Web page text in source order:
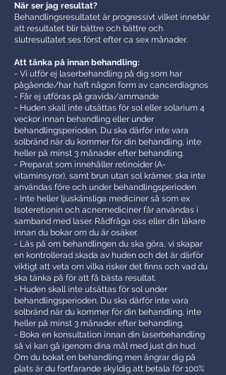
När ser jag resultat?
Behandlingsresultatet är progressivt vilket innebär
att resultatet blir bättre och bättre och
slutresultatet ses först efter ca sex månader.
Att tänka på innan behandling:
- Vi utför ej laserbehandling på dig som har
pågående/har haft någon form av cancerdiagnos
- Får ej utföras på gravida/ammande
- Huden skall inte utsättas för sol eller solarium 4
veckor innan behandling eller under
behandlingsperioden. Du ska därför inte vara
solbränd när du kommer för din behandling, inte
heller på minst 3 månader efter behandling.
- Preparat som innehåller retinoider (A-
vitaminsyror), samt brun utan sol krämer, ska inte
användas före och under behandlingsperioden
- Inte heller ljuskänsliga mediciner så som ex
Isoteretionin och acnemediciner får användas i
samband med laser. Rådfråga oss eller din läkare
innan du bokar om du är osäker.
- Läs på om behandlingen du ska göra, vi skapar
en kontrollerad skada av huden och det är därför
viktigt att veta om vilka risker det finns och vad du
ska tänka på för att få bästa resultat.
- Huden skall inte utsättas för sol under
behandlingsperioden. Du ska därför inte vara
solbränd när du kommer för din behandling, inte
heller på minst 3 månader efter behandling.
- Boka en konsultation innan din laserbehandling
så vi kan gå igenom dina mål med just din hud.
Om du bokat en behandling men ångrar dig på
plats är du fortfarande skyldig att betala för 100%